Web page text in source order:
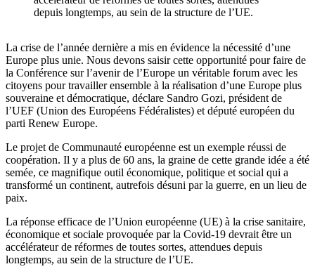
depuis longtemps, au sein de la structure de l’UE.
La crise de l’année dernière a mis en évidence la nécessité d’une
Europe plus unie. Nous devons saisir cette opportunité pour faire de
la Conférence sur l’avenir de l’Europe un véritable forum avec les
citoyens pour travailler ensemble à la réalisation d’une Europe plus
souveraine et démocratique, déclare Sandro Gozi, président de
l’UEF (Union des Européens Fédéralistes) et député européen du
parti Renew Europe.
Le projet de Communauté européenne est un exemple réussi de
coopération. Il y a plus de 60 ans, la graine de cette grande idée a été
semée, ce magnifique outil économique, politique et social qui a
transformé un continent, autrefois désuni par la guerre, en un lieu de
paix.
La réponse efficace de l’Union européenne (UE) à la crise sanitaire,
économique et sociale provoquée par la Covid-19 devrait être un
accélérateur de réformes de toutes sortes, attendues depuis
longtemps, au sein de la structure de l’UE.